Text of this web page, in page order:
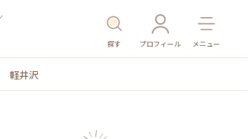
探す プロフィール メニュー
軽井沢